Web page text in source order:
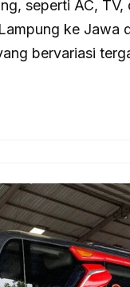
seperti AC, TV,
ke Jawa
bervariasi